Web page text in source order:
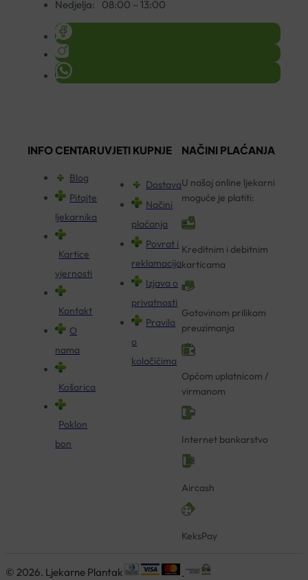
Nedjelja:
08:00 – 13:00
INFO CENTAR
Blog
Pitajte
ljekarnika
Kartice
vjernosti
Kontakt
O
nama
Košarica
Poklon
bon
UVJETI KUPNJE
Dostava
Načini
plaćanja
Povrat i
reklamacija
Izjava o
privatnosti
Pravila
o
kolačićima
NAČINI PLAĆANJA
U našoj online ljekarni
moguće je platiti:
Kreditnim i debitnim
karticama
Gotovinom prilikom
preuzimanja
Općom uplatnicom /
virmanom
Internet bankarstvo
Aircash
KeksPay
© 2026. Ljekarne Plantak